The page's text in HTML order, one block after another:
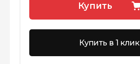
Купить
Купить в 1 клик